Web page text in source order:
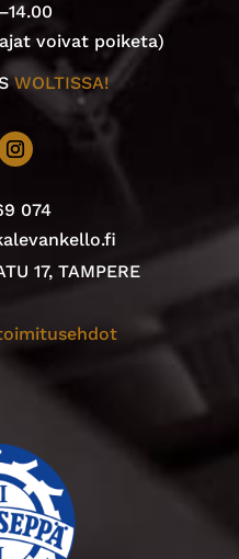
voivat poiketa)
WOLTISSA!
074
17, TAMPERE